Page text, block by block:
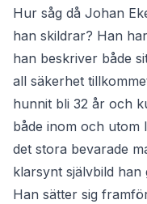
Hur såg då Johan
han skildrar? Han
han beskriver både
all säkerhet
hunnit bli 32 år och
både inom och utom
det stora bevarade
klarsynt självbild han
Han sätter sig